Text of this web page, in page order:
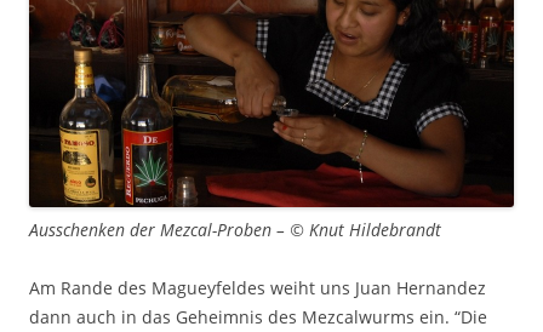
Ausschenken der Mezcal-Proben – © Knut Hildebrandt
Am Rande des Magueyfeldes weiht uns Juan Hernandez
dann auch in das Geheimnis des Mezcalwurms ein. “Die